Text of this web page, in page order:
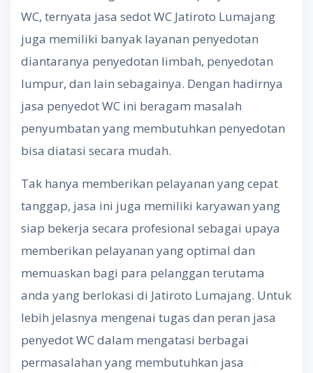
WC, ternyata jasa sedot WC Jatiroto Lumajang
juga memiliki banyak layanan penyedotan
diantaranya penyedotan limbah, penyedotan
lumpur, dan lain sebagainya. Dengan hadirnya
jasa penyedot WC ini beragam masalah
penyumbatan yang membutuhkan penyedotan
bisa diatasi secara mudah.
Tak hanya memberikan pelayanan yang cepat
tanggap, jasa ini juga memiliki karyawan yang
siap bekerja secara profesional sebagai upaya
memberikan pelayanan yang optimal dan
memuaskan bagi para pelanggan terutama
anda yang berlokasi di Jatiroto Lumajang. Untuk
lebih jelasnya mengenai tugas dan peran jasa
penyedot WC dalam mengatasi berbagai
permasalahan yang membutuhkan jasa